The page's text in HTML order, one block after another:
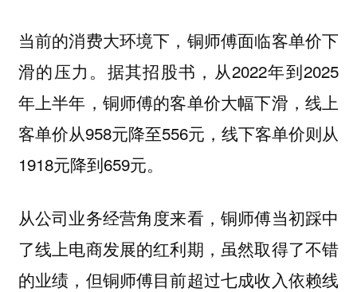
当前的消费大环境下，铜师傅面临客单价下
滑的压力。据其招股书，从2022年到2025
年上半年，铜师傅的客单价大幅下滑，线上
客单价从958元降至556元，线下客单价则从
1918元降到659元。
从公司业务经营角度来看，铜师傅当初踩中
了线上电商发展的红利期，虽然取得了不错
的业绩，但铜师傅目前超过七成收入依赖线